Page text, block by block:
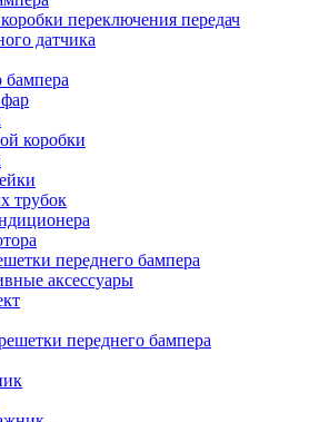
переключения передач
датчика
бампера
коробки
трубок
переднего бампера
аксессуары
переднего бампера